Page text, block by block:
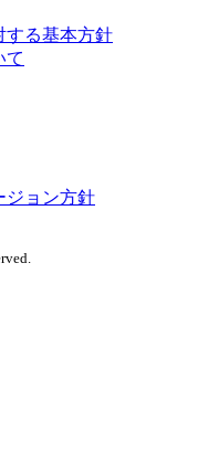
する基本方針
て
ジョン方針